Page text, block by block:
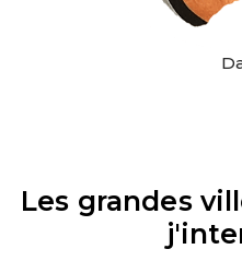
Les grandes